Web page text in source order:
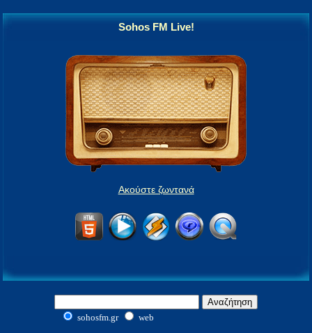
Sohos FM Live!
Ακούστε ζωντανά
sohosfm.gr web